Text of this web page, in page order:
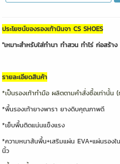
ประโยชน์ของรองเท้านินจา CS SHOES
"เหมาะสำหรับใส่ทำนา ทำสวน ทำไร่ ก่อสร้
รายละเอียดสินค้า
*เป็นรองเท้าทำมือ ผลิตตามคำสั่งซื้อเท่านั้
*พื้นรองเท้ายางพารา ยางดิบคุณภาพดี
*เย็บพื้นติดแน่นแข็งแรง
*ความหนาส้นพื้น+เสริมแผ่น EVA+แผ่นรอง
นิ้ว